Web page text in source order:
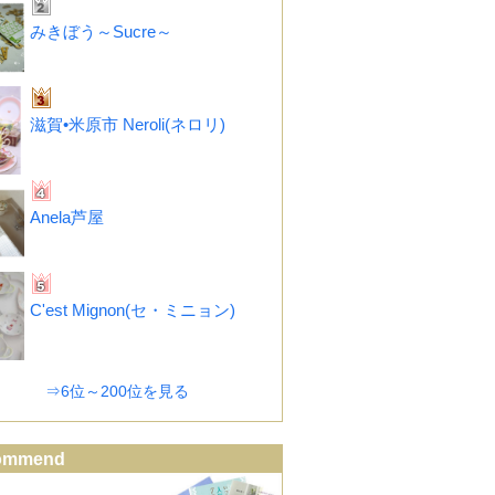
みきぼう～Sucre～
滋賀•米原市 Neroli(ネロリ)
Anela芦屋
C'est Mignon(セ・ミニョン)
⇒6位～200位を見る